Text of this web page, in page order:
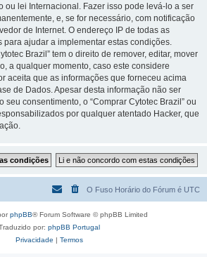
ou lei Internacional. Fazer isso pode levá-lo a ser
e, se for necessário, com notificação
de Internet. O endereço IP de todas as
para ajudar a implementar estas condições.
Brazil” tem o direito de remover, editar, mover
a qualquer momento, caso este considere
aceita que as informações que forneceu acima
de Dados. Apesar desta informação não ser
seu consentimento, o “Comprar Cytotec Brazil” ou
por qualquer atentado Hacker, que
O Fuso Horário do Fórum é UTC
phpBB® Forum Software © phpBB Limited
por: phpBB Portugal
Privacidade | Termos